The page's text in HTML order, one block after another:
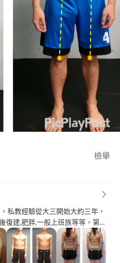
檢舉
私教經驗從大三開始大約三年，
復建,肥胖,一般上班族等等，第一
之後上課每周至少兩次，會對我
標需求做調整，讓您穩定又安全